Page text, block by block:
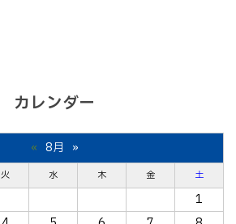
カレンダー
« 8月 »
火 水 木 金 土
1